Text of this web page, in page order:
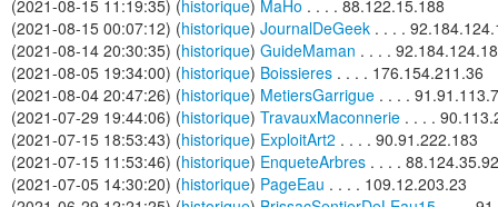
(2021-08-15 11:19:35) (historique) MaHo . . . . 88.122.15.188
(2021-08-15 00:07:12) (historique) JournalDeGeek . . . .
(2021-08-14 20:30:35) (historique) GuideMaman . . . .
(2021-08-05 19:34:00) (historique) Boissieres . . . . 176.154.211.36
(2021-08-04 20:47:26) (historique) MetiersGarrigue . . . .
(2021-07-29 19:44:06) (historique) TravauxMaconnerie . . . .
(2021-07-15 18:53:43) (historique) ExploitArt2 . . . . 90.91.222.183
(2021-07-15 11:53:46) (historique) EnqueteArbres . . . . 88.124.35.92
(2021-07-05 14:30:20) (historique) PageEau . . . . 109.12.203.23